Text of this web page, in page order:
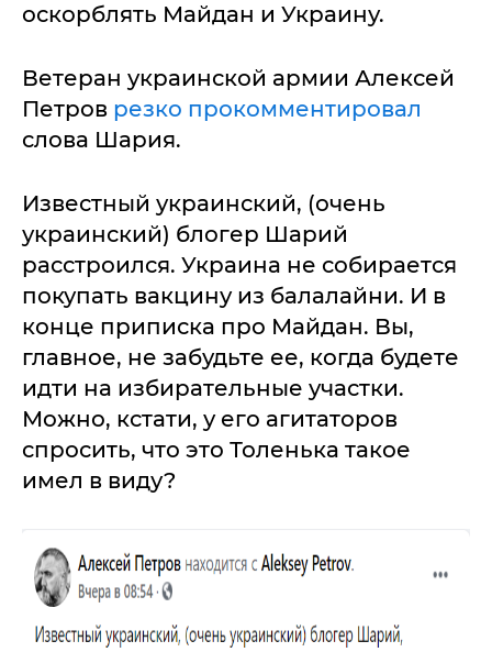
оскорблять Майдан и Украину.
Ветеран украинской армии Алексей
Петров резко прокомментировал
слова Шария.
Известный украинский, (очень
украинский) блогер Шарий
расстроился. Украина не собирается
покупать вакцину из балалайни. И в
конце приписка про Майдан. Вы,
главное, не забудьте ее, когда будете
идти на избирательные участки.
Можно, кстати, у его агитаторов
спросить, что это Толенька такое
имел в виду?